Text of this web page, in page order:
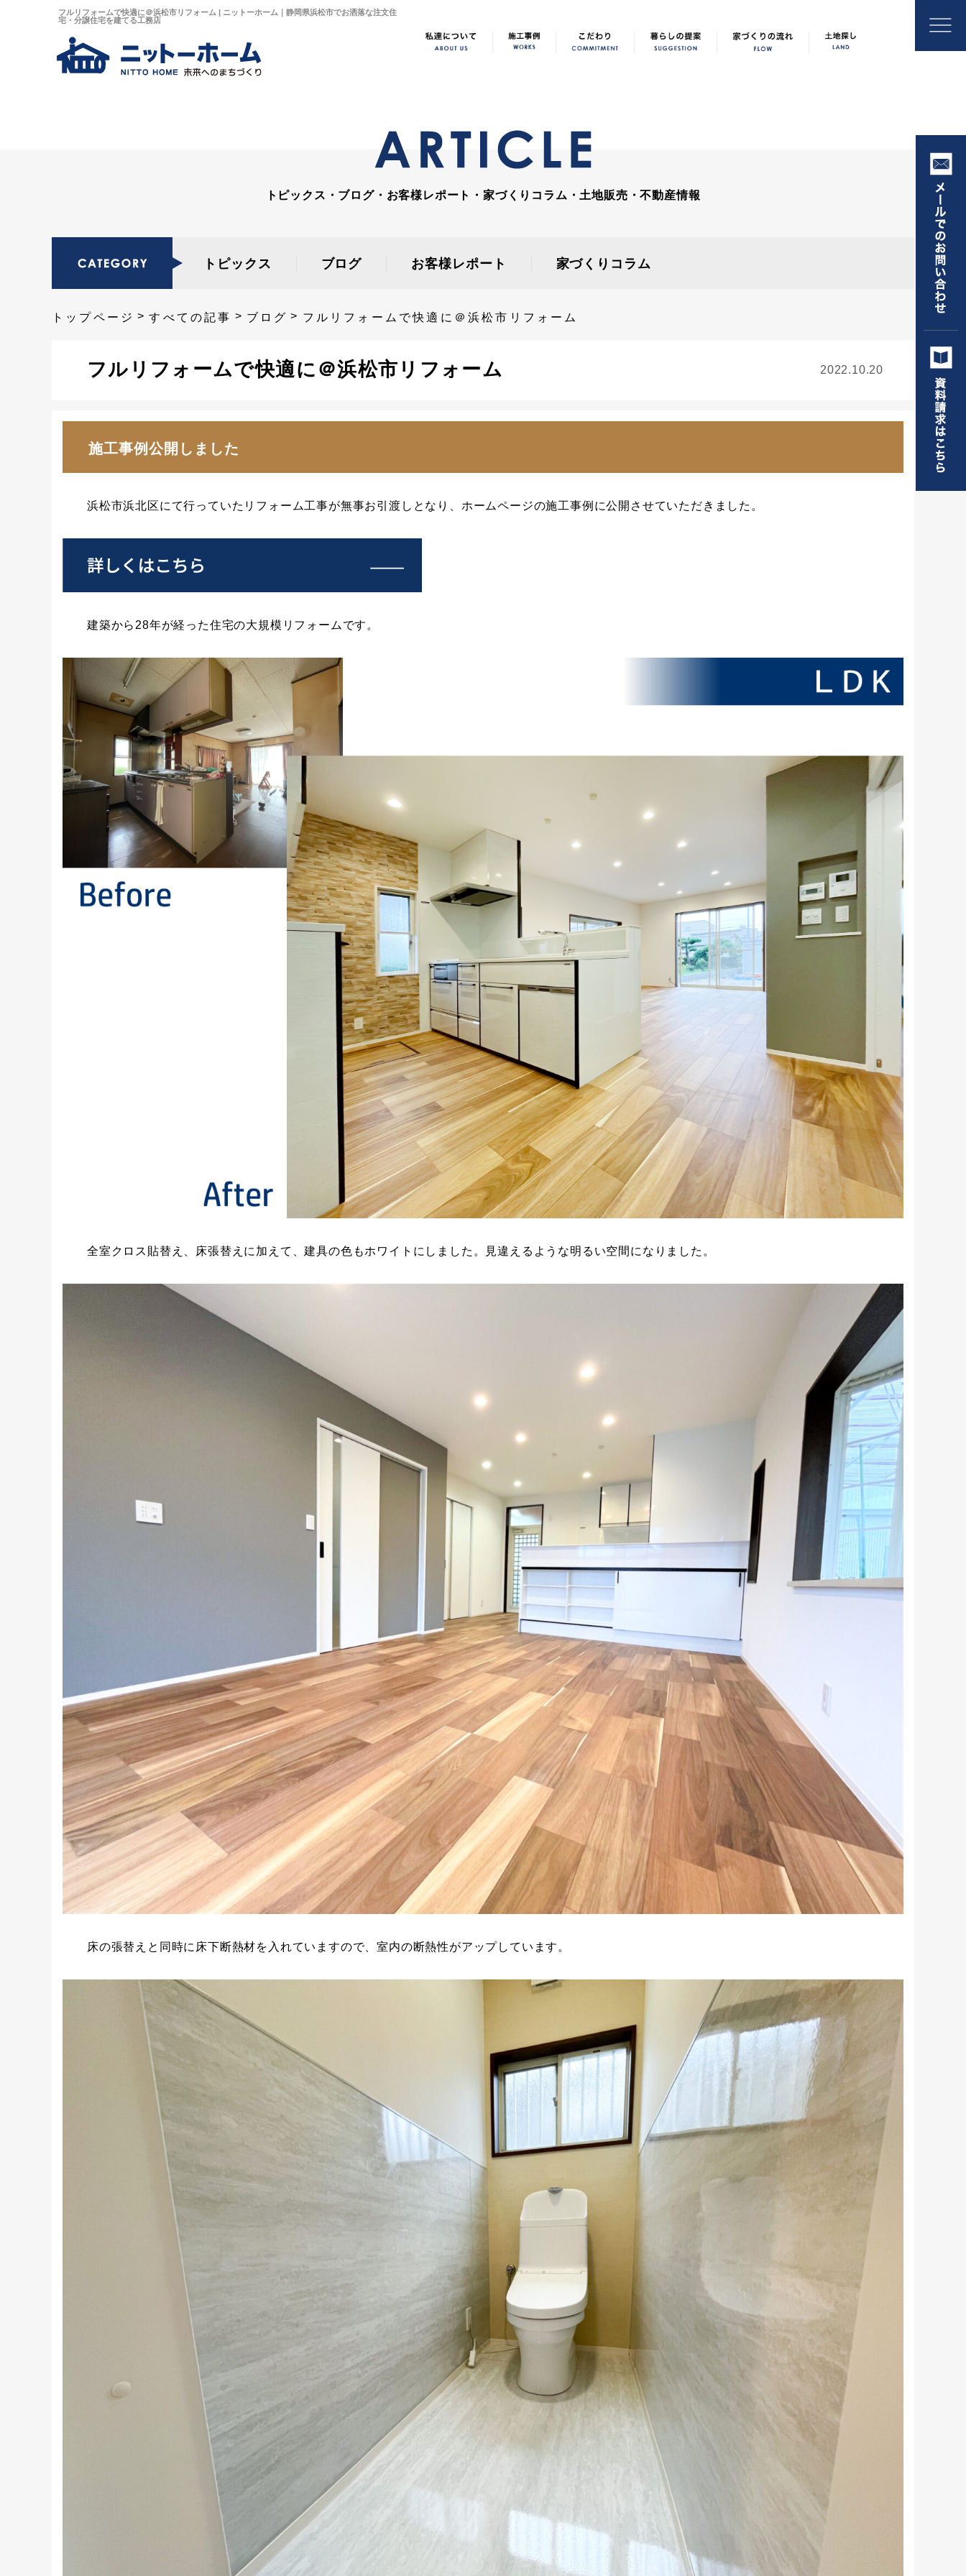
フルリフォームで快適に＠浜松市リフォーム | ニットーホーム｜静岡県浜松市でお洒落な注文住
宅・分譲住宅を建てる工務店
トピックス・ブログ・お客様レポート・家づくりコラム・土地販売・不動産情報
トピックス ブログ お客様レポート 家づくりコラム
トップページ すべての記事 ブログ フルリフォームで快適に＠浜松市リフォーム
フルリフォームで快適に＠浜松市リフォーム 2022.10.20
施工事例公開しました
浜松市浜北区にて行っていたリフォーム工事が無事お引渡しとなり、ホームページの施工事例に公開させていただきました。
建築から28年が経った住宅の大規模リフォームです。
全室クロス貼替え、床張替えに加えて、建具の色もホワイトにしました。見違えるような明るい空間になりました。
床の張替えと同時に床下断熱材を入れていますので、室内の断熱性がアップしています。